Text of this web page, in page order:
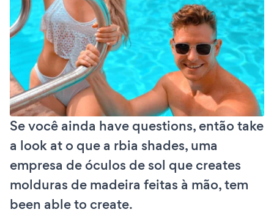
Se você ainda have questions, então take
a look at o que a rbia shades, uma
empresa de óculos de sol que creates
molduras de madeira feitas à mão, tem
been able to create.